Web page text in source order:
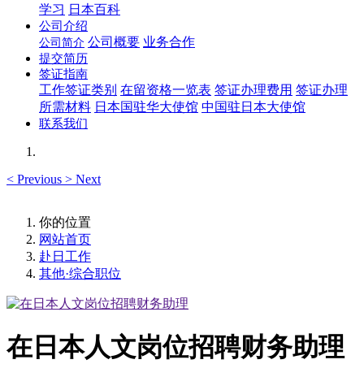
学习 日本百科
公司介绍
公司简介 公司概要 业务合作
提交简历
签证指南
工作签证类别 在留资格一览表 签证办理费用 签证办理
所需材料 日本国驻华大使馆 中国驻日本大使馆
联系我们
< Previous > Next
你的位置
网站首页
赴日工作
其他·综合职位
在日本人文岗位招聘财务助理